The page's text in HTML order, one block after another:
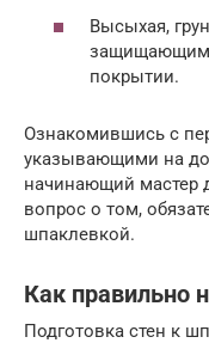
Высыхая,
защищающим
покрытии.
Ознакомившись с
указывающими на
начинающий мастер
вопрос о том,
шпаклевкой.
Как правильно
Подготовка стен к